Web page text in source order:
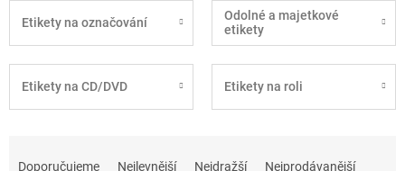
Etikety na označování
Odolné a majetkové
etikety
Etikety na CD/DVD Etikety na roli
Doporučujeme Nejlevnější Nejdražší Nejprodávanější